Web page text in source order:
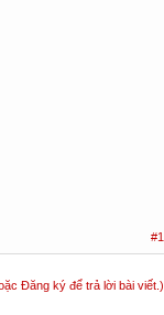
#1
Đăng ký để trả lời bài viết.)